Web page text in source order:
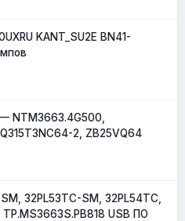
KANT_SU2E BN41-
— NTM3663.4G500,
2, ZB25VQ64
SM, 32PL53TC-SM, 32PL54TC,
TP.MS3663S.PB818 USB ПО